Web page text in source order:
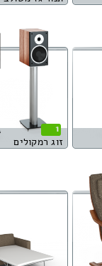
1
זוג רמקולים